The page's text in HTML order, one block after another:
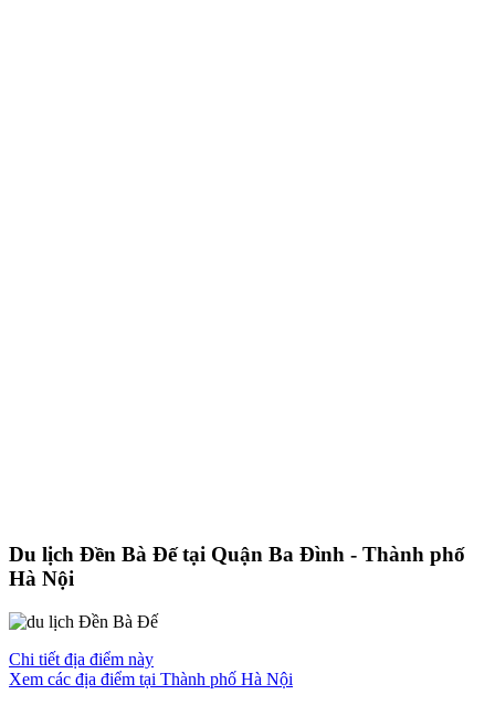
Du lịch Đền Bà Đế tại Quận Ba Đình - Thành phố
Hà Nội
Chi tiết địa điểm này
Xem các địa điểm tại Thành phố Hà Nội